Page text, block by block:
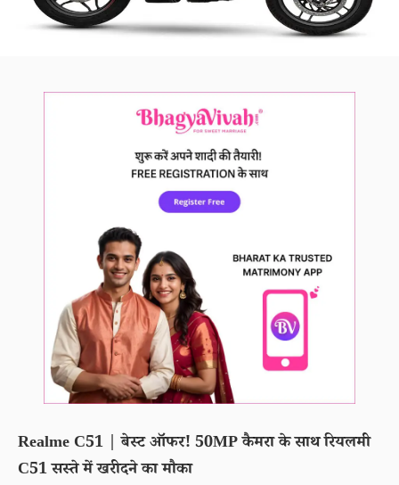
Realme C51 | बेस्ट ऑफर! 50MP कैमरा के साथ रियलमी
C51 सस्ते में खरीदने का मौका